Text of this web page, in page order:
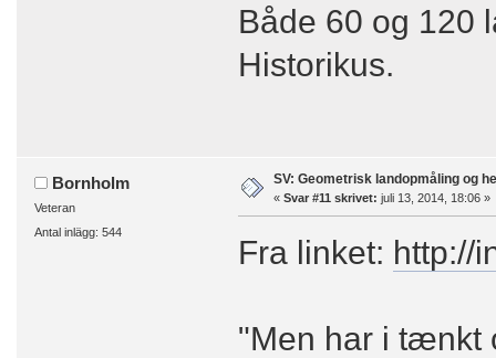
Både 60 og 120
Historikus.
Bornholm
Veteran
Antal inlägg: 544
SV: Geometrisk landopmåling og
« Svar #11 skrivet: juli 13, 2014, 18:06 »
Fra linket: http://
"Men har i tænkt